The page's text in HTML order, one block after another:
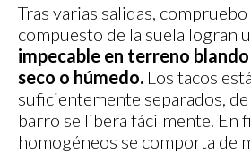
Tras varias salidas,
compuesto de la suela logran
impecable en terreno
seco o húmedo. Los tacos
suficientemente separados,
barro se libera fácilmente. En
homogéneos se comporta de